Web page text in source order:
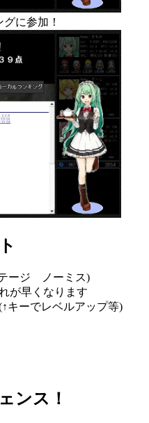
に参加！
ージ ノーミス)
が早くなります
キーでレベルアップ等)
ンス！